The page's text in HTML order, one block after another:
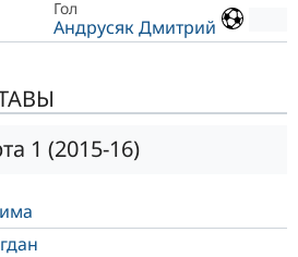
Гол
Андрусяк Дмитрий
1 (2015-16)